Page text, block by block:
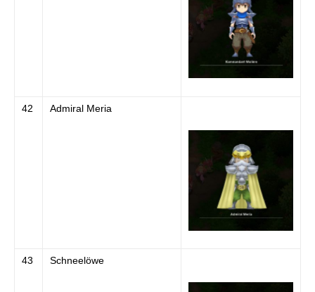
42 Admiral Meria
43 Schneelöwe